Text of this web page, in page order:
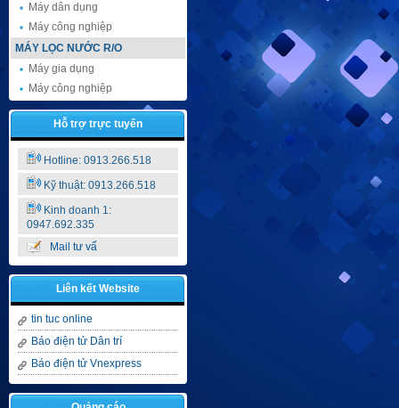
Máy dân dụng
Máy công nghiệp
MÁY LỌC NƯỚC R/O
Máy gia dụng
Máy công nghiệp
Hỗ trợ trực tuyến
Hotline: 0913.266.518
Kỹ thuật: 0913.266.518
Kinh doanh 1:
0947.692.335
Mail tư vấ
Liên kết Website
tin tuc online
Báo điện tử Dân trí
Báo điện tử Vnexpress